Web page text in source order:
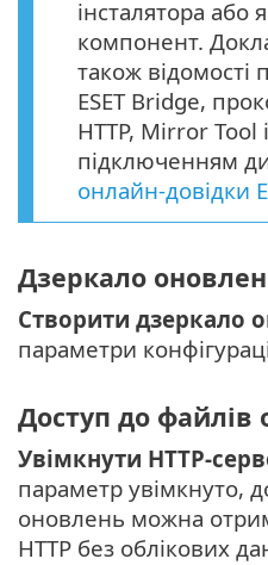
інсталятора або
компонент.
також відомості
ESET Bridge,
HTTP, Mirror Tool
підключенням
онлайн-довідки
Дзеркало
Створити дзеркало
параметри
Доступ до файлів
Увімкнути HTTP-
параметр увімкнуто,
оновлень можна
HTTP без облікових